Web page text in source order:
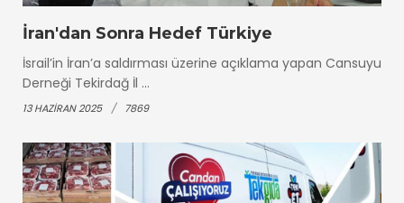
İran'dan Sonra Hedef Türkiye
İsrail’in İran’a saldırması üzerine açıklama yapan Cansuyu
Derneği Tekirdağ İl ...
13 HAZIRAN 2025 7869